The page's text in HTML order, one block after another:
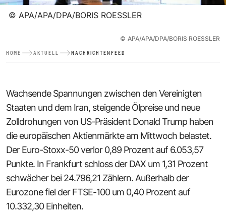
© APA/APA/DPA/BORIS ROESSLER
© APA/APA/DPA/BORIS ROESSLER
HOME AKTUELL NACHRICHTENFEED
Wachsende Spannungen zwischen den Vereinigten
Staaten und dem Iran, steigende Ölpreise und neue
Zolldrohungen von US-Präsident Donald Trump haben
die europäischen Aktienmärkte am Mittwoch belastet.
Der Euro-Stoxx-50 verlor 0,89 Prozent auf 6.053,57
Punkte. In Frankfurt schloss der DAX um 1,31 Prozent
schwächer bei 24.796,21 Zählern. Außerhalb der
Eurozone fiel der FTSE-100 um 0,40 Prozent auf
10.332,30 Einheiten.